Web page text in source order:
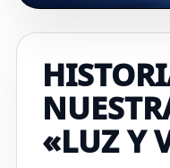
«LUZ Y